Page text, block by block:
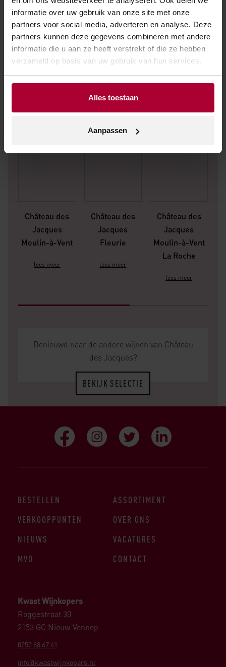
informatie over uw gebruik van onze site met onze
partners voor social media, adverteren en analyse. Deze
partners kunnen deze gegevens combineren met andere
informatie die u aan ze heeft verstrekt of die ze hebben
verzameld op basis van uw gebruik van hun services.
Alles toestaan
Aanpassen
Andere wijnen van Château des
Jacques
Château des
Jacques
Moulin-à-Vent
lees meer
Château des
Jacques
Fleurie
lees meer
Château des
Jacques
Moulin-à-Vent
La Roche
lees meer
Benieuwd naar de andere wijnen van Château
des Jacques?
BEKIJK SELECTIE
Kwast Wijnkopers
Roggestraat 30
2153 GC Nieuw Vennep
0252 68 67 41
info@kwastwijnkopers.nl
BESTELLEN
ASSORTIMENT
VERKOOPPUNTEN
OVER ONS
NIEUWS
VACATURES
MVO
CONTACT